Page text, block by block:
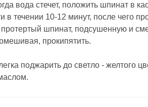
вода стечет, положить шпинат в
в течении 10-12 минут, после чего
протертый шпинат, подсушенную и
прокипятить.
поджарить до светло - желтого